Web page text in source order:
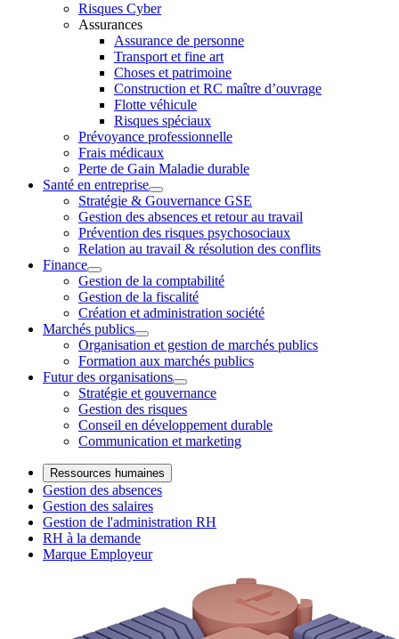
Risques Cyber
Assurances
Assurance de personne
Transport et fine art
Choses et patrimoine
Construction et RC maître d’ouvrage
Flotte véhicule
Risques spéciaux
Prévoyance professionnelle
Frais médicaux
Perte de Gain Maladie durable
Santé en entreprise
Stratégie & Gouvernance GSE
Gestion des absences et retour au travail
Prévention des risques psychosociaux
Relation au travail & résolution des conflits
Finance
Gestion de la comptabilité
Gestion de la fiscalité
Création et administration société
Marchés publics
Organisation et gestion de marchés publics
Formation aux marchés publics
Futur des organisations
Stratégie et gouvernance
Gestion des risques
Conseil en développement durable
Communication et marketing
Ressources humaines
Gestion des absences
Gestion des salaires
Gestion de l'administration RH
RH à la demande
Marque Employeur